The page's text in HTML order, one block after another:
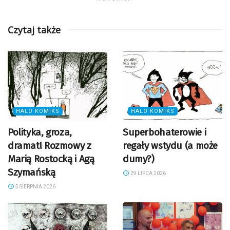
Czytaj także
HALO KOMIKS
Polityka, groza,
dramat! Rozmowy z
Marią Rostocką i Agą
Szymańską
5 SIERPNIA 2026
HALO KOMIKS
Superbohaterowie i
regały wstydu (a może
dumy?)
29 LIPCA 2026